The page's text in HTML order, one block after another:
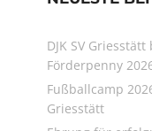
DJK SV Griesstätt
Förderpenny
Fußballcamp
Griesstätt